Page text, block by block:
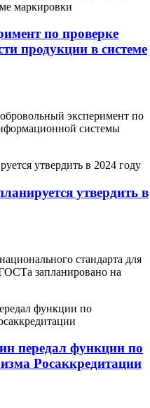
по проверке
продукции в системе
эксперимент по
системы
утвердить в
стандарта для
запланировано на
передал функции по
Росаккредитации